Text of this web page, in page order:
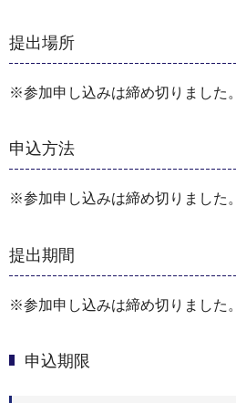
提出場所
※参加申し込みは締め切りました。
申込方法
※参加申し込みは締め切りました。
提出期間
※参加申し込みは締め切りました。
申込期限